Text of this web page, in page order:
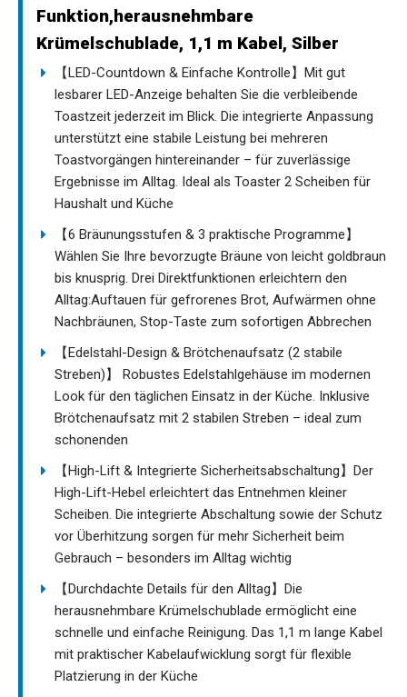
Funktion,herausnehmbare
Krümelschublade, 1,1 m Kabel, Silber
【LED-Countdown & Einfache Kontrolle】Mit gut
lesbarer LED-Anzeige behalten Sie die verbleibende
Toastzeit jederzeit im Blick. Die integrierte Anpassung
unterstützt eine stabile Leistung bei mehreren
Toastvorgängen hintereinander – für zuverlässige
Ergebnisse im Alltag. Ideal als Toaster 2 Scheiben für
Haushalt und Küche
【6 Bräunungsstufen & 3 praktische Programme】
Wählen Sie Ihre bevorzugte Bräune von leicht goldbraun
bis knusprig. Drei Direktfunktionen erleichtern den
Alltag:Auftauen für gefrorenes Brot, Aufwärmen ohne
Nachbräunen, Stop-Taste zum sofortigen Abbrechen
【Edelstahl-Design & Brötchenaufsatz (2 stabile
Streben)】 Robustes Edelstahlgehäuse im modernen
Look für den täglichen Einsatz in der Küche. Inklusive
Brötchenaufsatz mit 2 stabilen Streben – ideal zum
schonenden
【High-Lift & Integrierte Sicherheitsabschaltung】Der
High-Lift-Hebel erleichtert das Entnehmen kleiner
Scheiben. Die integrierte Abschaltung sowie der Schutz
vor Überhitzung sorgen für mehr Sicherheit beim
Gebrauch – besonders im Alltag wichtig
【Durchdachte Details für den Alltag】Die
herausnehmbare Krümelschublade ermöglicht eine
schnelle und einfache Reinigung. Das 1,1 m lange Kabel
mit praktischer Kabelaufwicklung sorgt für flexible
Platzierung in der Küche